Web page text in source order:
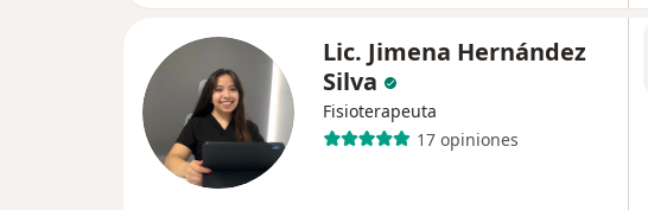
Lic. Jimena Hernández
Silva
Fisioterapeuta
17 opiniones